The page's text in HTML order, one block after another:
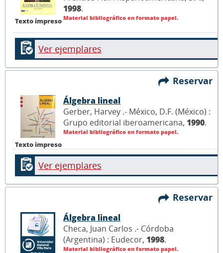
Texto impreso
1998.
Material bibliográfico en formato papel.
Ver ejemplares
Reservar
Texto impreso
Álgebra lineal
Gerber, Harvey .- México, D.F. (México) :
Grupo editorial iberoamericana, 1990.
Material bibliográfico en formato papel.
Ver ejemplares
Reservar
Álgebra lineal
Checa, Juan Carlos .- Córdoba
(Argentina) : Eudecor, 1998.
Material bibliográfico en formato papel.